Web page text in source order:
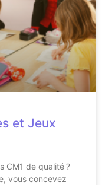
et Jeux
CM1 de qualité ?
vous concevez